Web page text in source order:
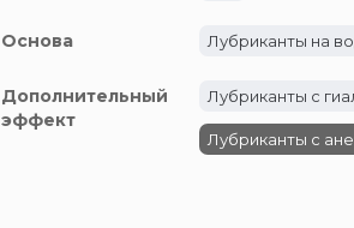
Основа Лубриканты на
Дополнительный
эффект
Лубриканты с
Лубриканты с